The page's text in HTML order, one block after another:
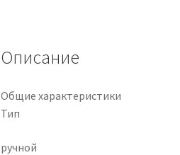
Описание
Общие характеристики
Тип
ручной